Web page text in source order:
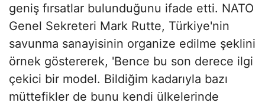
geniş fırsatlar bulunduğunu ifade etti. NATO
Genel Sekreteri Mark Rutte, Türkiye'nin
savunma sanayisinin organize edilme şeklini
örnek göstererek, 'Bence bu son derece ilgi
çekici bir model. Bildiğim kadarıyla bazı
müttefikler de bunu kendi ülkelerinde